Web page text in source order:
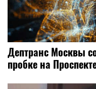
Дептранс Москвы
пробке на